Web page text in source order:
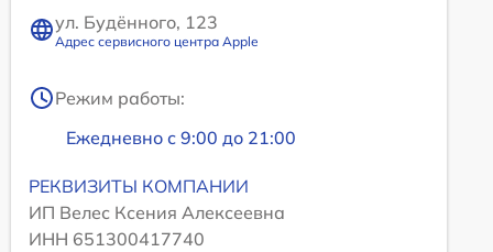
ул. Будённого, 123
Адрес сервисного центра Apple
Режим работы:
Ежедневно с 9:00 до 21:00
РЕКВИЗИТЫ КОМПАНИИ
ИП Велес Ксения Алексеевна
ИНН 651300417740